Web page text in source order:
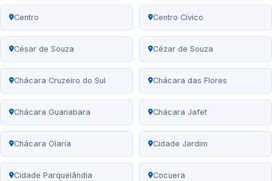
Centro Centro Cívico
César de Souza Cézar de Souza
Chácara Cruzeiro do Sul Chácara das Flores
Chácara Guanabara Chácara Jafet
Chácara Olaria Cidade Jardim
Cidade Parquelândia Cocuera